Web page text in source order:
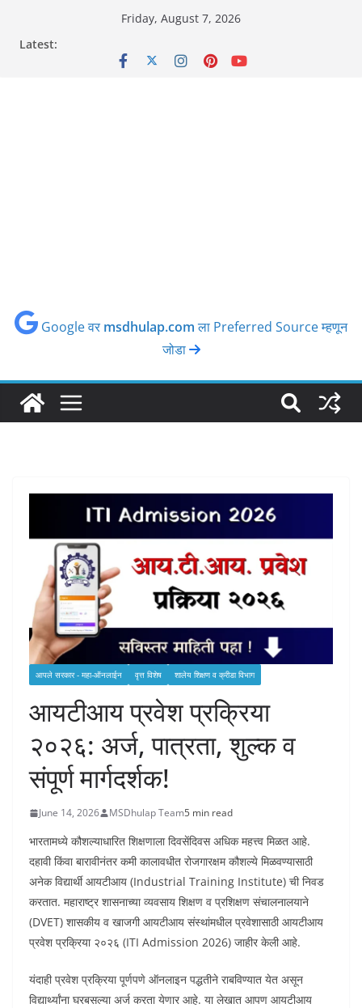
Friday, August 7, 2026
Latest:
Google वर msdhulap.comला Preferred Source म्हणून
जोडा
आपले सरकार - महा-ऑनलाईन वृत्त विशेष शालेय शिक्षण व क्रीडा विभाग
आयटीआय प्रवेश प्रक्रिया
२०२६: अर्ज, पात्रता, शुल्क व
संपूर्ण मार्गदर्शक!
June 14, 2026 MSDhulap Team5 min read
भारतामध्ये कौशल्याधारित शिक्षणाला दिवसेंदिवस अधिक महत्त्व मिळत आहे.
दहावी किंवा बारावीनंतर कमी कालावधीत रोजगारक्षम कौशल्ये मिळवण्यासाठी
अनेक विद्यार्थी आयटीआय (Industrial Training Institute) ची निवड
करतात. महाराष्ट्र शासनाच्या व्यवसाय शिक्षण व प्रशिक्षण संचालनालयाने
(DVET) शासकीय व खाजगी आयटीआय संस्थांमधील प्रवेशासाठी आयटीआय
प्रवेश प्रक्रिया २०२६ (ITI Admission 2026) जाहीर केली आहे.
यंदाही प्रवेश प्रक्रिया पूर्णपणे ऑनलाइन पद्धतीने राबविण्यात येत असून
विद्यार्थ्यांना घरबसल्या अर्ज करता येणार आहे. या लेखात आपण आयटीआय